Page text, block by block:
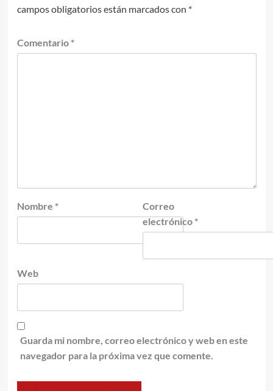
campos obligatorios están marcados con *
Comentario *
Nombre *
Correo
electrónico *
Web
Guarda mi nombre, correo electrónico y web en este
navegador para la próxima vez que comente.